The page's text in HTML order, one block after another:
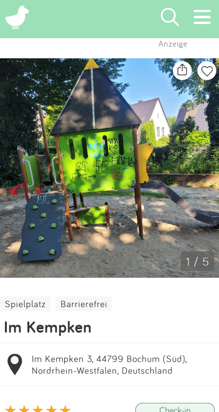
×
Suchen
Eintragen
App
Blog
Partner
Kontakt
Impressum
Anmelden
Anzeige
1 / 5
Spielplatz Barrierefrei
Im Kempken
Im Kempken 3, 44799 Bochum (Süd),
Nordrhein-Westfalen, Deutschland